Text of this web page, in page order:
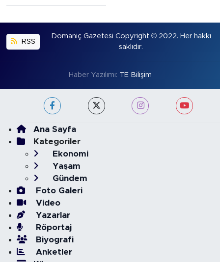
RSS
Domaniç Gazetesi Copyright © 2022. Her hakkı
saklıdır.
Haber Yazılımı: TE Bilişim
Ana Sayfa
Kategoriler
Ekonomi
Yaşam
Gündem
Foto Galeri
Video
Yazarlar
Röportaj
Biyografi
Anketler